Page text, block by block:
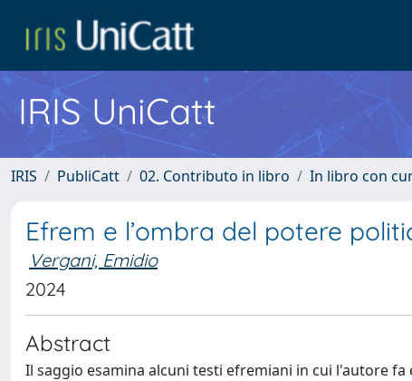
IRIS UniCatt
IRIS PubliCatt 02. Contributo in libro In libro con
Efrem e l’ombra del potere
Vergani, Emidio
2024
Abstract
Il saggio esamina alcuni testi efremiani in cui l'autore